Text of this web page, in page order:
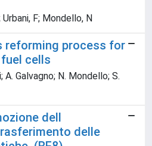
F; Mondello, N
reforming process for
cells
A. Galvagno; N. Mondello; S.
dell
delle